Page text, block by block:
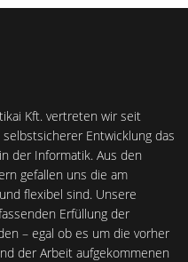
Kft. vertreten wir seit
Entwicklung das
der Informatik. Aus den
gefallen uns die am
flexibel sind. Unsere
Erfüllung der
– egal ob es um die vorher
der Arbeit aufgekommenen